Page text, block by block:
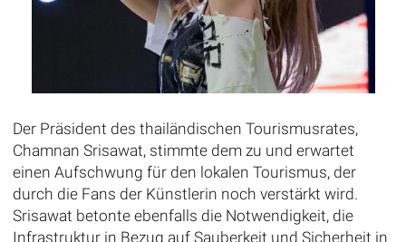
Der Präsident des thailändischen Tourismusrates,
Chamnan Srisawat, stimmte dem zu und erwartet
einen Aufschwung für den lokalen Tourismus, der
durch die Fans der Künstlerin noch verstärkt wird.
Srisawat betonte ebenfalls die Notwendigkeit, die
Infrastruktur in Bezug auf Sauberkeit und Sicherheit in